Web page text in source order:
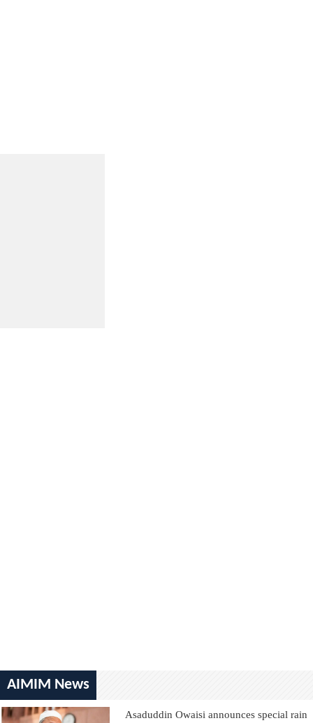
AIMIM News
Asaduddin Owaisi announces special rain